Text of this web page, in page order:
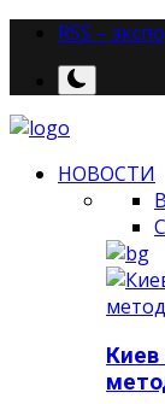
RSS –
НОВОСТИ